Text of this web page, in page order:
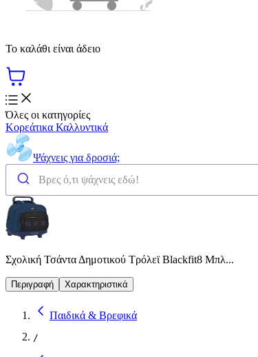
Το καλάθι είναι άδειο
Όλες οι κατηγορίες
Κορεάτικα Καλλυντικά
Ψάχνεις για δροσιά;
Σχολική Τσάντα Δημοτικού Τρόλεϊ Blackfit8 Μπλ...
Περιγραφή Χαρακτηριστικά
Παιδικά & Βρεφικά
/